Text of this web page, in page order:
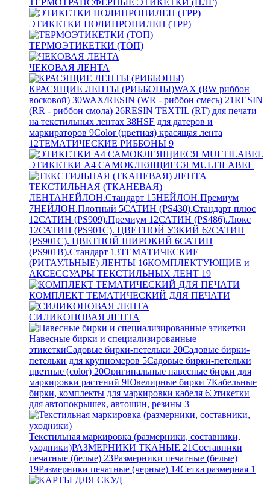
ТЕРМОТРАНСФЕРНЫЕ ЭТИКЕТКИ (ПЛГ)
ЭТИКЕТКИ ПОЛИПРОПИЛЕН (TPP)
ТЕРМОЭТИКЕТКИ (ТОП)
ЧЕКОВАЯ ЛЕНТА
КРАСЯЩИЕ ЛЕНТЫ (РИББОНЫ)WAX (RW риббон
восковой) 30WAX/RESIN (WR - риббон смесь) 21RESIN
(RR - риббон смола) 26RESIN TEXTIL (RT) для печати
на текстильных лентах 38HSF для датеров и
маркираторов 9Color (цветная) красящая лента
12ТЕМАТИЧЕСКИЕ РИББОНЫ 9
ЭТИКЕТКИ А4 САМОКЛЕЯЩИЕСЯ MULTILABEL
ТЕКСТИЛЬНАЯ (ТКАНЕВАЯ)
ЛЕНТАНЕЙЛОН.Стандарт 15НЕЙЛОН.Премиум
7НЕЙЛОН.Плотный 5САТИН (PS430).Стандарт плюс
12САТИН (PS909).Премиум 12САТИН (PS486).Люкс
12САТИН (PS901C). ЦВЕТНОЙ УЗКИЙ 62САТИН
(PS901C). ЦВЕТНОЙ ШИРОКИЙ 6САТИН
(PS901B).Стандарт 13ТЕМАТИЧЕСКИЕ
(РИТАУЛЬНЫЕ) ЛЕНТЫ 16КОМПЛЕКТУЮЩИЕ и
АКСЕССУАРЫ ТЕКСТИЛЬНЫХ ЛЕНТ 19
КОМПЛЕКТ ТЕМАТИЧЕСКИЙ ДЛЯ ПЕЧАТИ
СИЛИКОНОВАЯ ЛЕНТА
Навесные бирки и специализированные
этикеткиСадовые бирки-петельки 20Садовые бирки-
петельки для крупномеров 5Садовые бирки-петельки
цветные (color) 20Оригинальные навесные бирки для
маркировки растений 9Ювелирные бирки 7Кабельные
бирки, комплекты для маркировки кабеля 6Этикетки
для автопокрышек, автошин, резины 3
Текстильная маркировка (размерники, составники,
уходники)РАЗМЕРНИКИ ТКАНЫЕ 21Составники
печатные (белые) 23Размерники печатные (белые)
19Размерники печатные (черные) 14Сетка размерная 1